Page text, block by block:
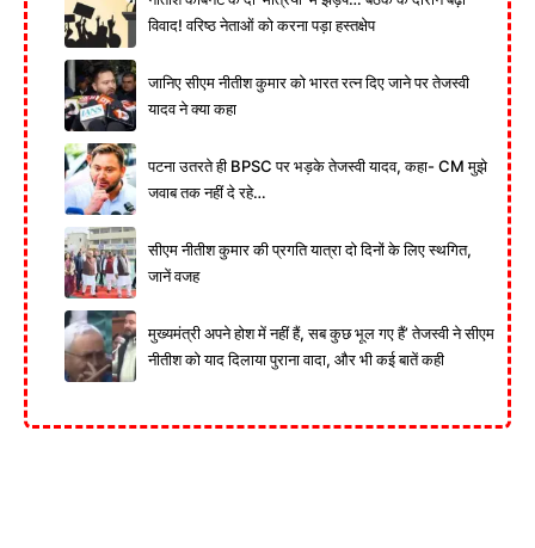
विवाद! वरिष्ठ नेताओं को करना पड़ा हस्तक्षेप
जानिए सीएम नीतीश कुमार को भारत रत्न दिए जाने पर तेजस्वी
यादव ने क्या कहा
पटना उतरते ही BPSC पर भड़के तेजस्वी यादव, कहा- CM मुझे
जवाब तक नहीं दे रहे…
सीएम नीतीश कुमार की प्रगति यात्रा दो दिनों के लिए स्थगित,
जानें वजह
मुख्यमंत्री अपने होश में नहीं हैं, सब कुछ भूल गए हैं’ तेजस्वी ने सीएम
नीतीश को याद दिलाया पुराना वादा, और भी कई बातें कही